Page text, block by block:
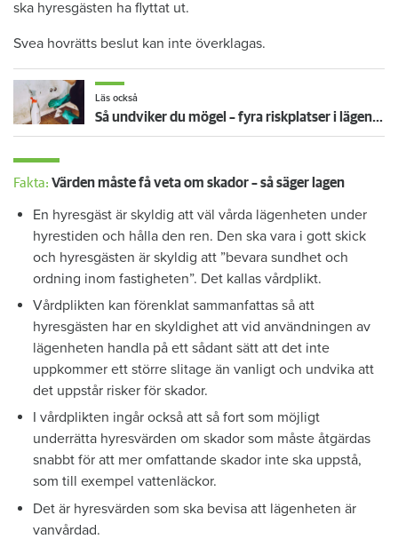
ska hyresgästen ha flyttat ut.
Svea hovrätts beslut kan inte överklagas.
Läs också
Så undviker du mögel – fyra riskplatser i lägenheten: ”Måste städa bort”
Fakta: Värden måste få veta om skador – så säger lagen
En hyresgäst är skyldig att väl vårda lägenheten under
hyrestiden och hålla den ren. Den ska vara i gott skick
och hyresgästen är skyldig att ”bevara sundhet och
ordning inom fastigheten”. Det kallas vårdplikt.
Vårdplikten kan förenklat sammanfattas så att
hyresgästen har en skyldighet att vid användningen av
lägenheten handla på ett sådant sätt att det inte
uppkommer ett större slitage än vanligt och undvika att
det uppstår risker för skador.
I vårdplikten ingår också att så fort som möjligt
underrätta hyresvärden om skador som måste åtgärdas
snabbt för att mer omfattande skador inte ska uppstå,
som till exempel vattenläckor.
Det är hyresvärden som ska bevisa att lägenheten är
vanvårdad.